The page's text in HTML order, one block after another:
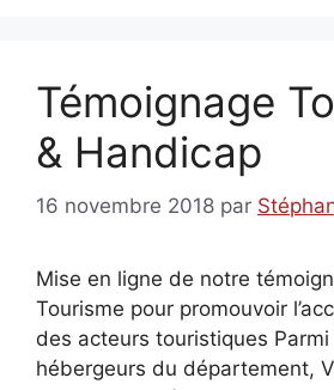
Témoignage
& Handicap
16 novembre 2018 par
Mise en ligne de notre
Tourisme pour promouvoir
des acteurs touristiques
hébergeurs du département,